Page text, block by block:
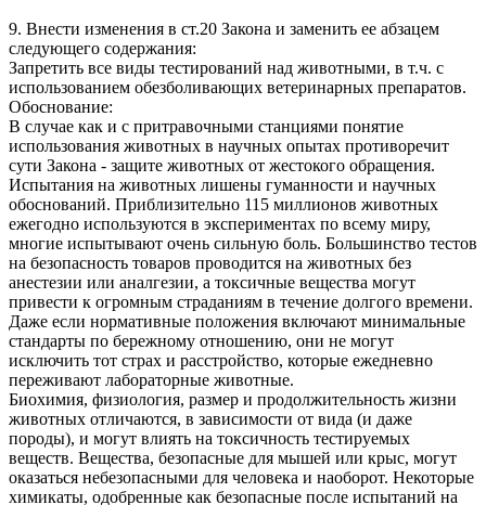
9. Внести изменения в ст.20 Закона и заменить ее абзацем
следующего содержания:
Запретить все виды тестирований над животными, в т.ч. с
использованием обезболивающих ветеринарных препаратов.
Обоснование:
В случае как и с притравочными станциями понятие
использования животных в научных опытах противоречит
сути Закона - защите животных от жестокого обращения.
Испытания на животных лишены гуманности и научных
обоснований. Приблизительно 115 миллионов животных
ежегодно используются в экспериментах по всему миру,
многие испытывают очень сильную боль. Большинство тестов
на безопасность товаров проводится на животных без
анестезии или аналгезии, а токсичные вещества могут
привести к огромным страданиям в течение долгого времени.
Даже если нормативные положения включают минимальные
стандарты по бережному отношению, они не могут
исключить тот страх и расстройство, которые ежедневно
переживают лабораторные животные.
Биохимия, физиология, размер и продолжительность жизни
животных отличаются, в зависимости от вида (и даже
породы), и могут влиять на токсичность тестируемых
веществ. Вещества, безопасные для мышей или крыс, могут
оказаться небезопасными для человека и наоборот. Некоторые
химикаты, одобренные как безопасные после испытаний на